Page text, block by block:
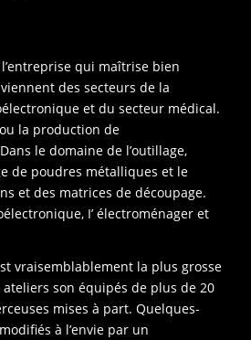
qui maîtrise bien
des secteurs de la
et du secteur médical.
la production de
le domaine de l’outillage,
de poudres métalliques et le
et des matrices de découpage.
I’ électroménager et
vraisemblablement la plus grosse
son équipés de plus de 20
mises à part. Quelques-
à l’envie par un